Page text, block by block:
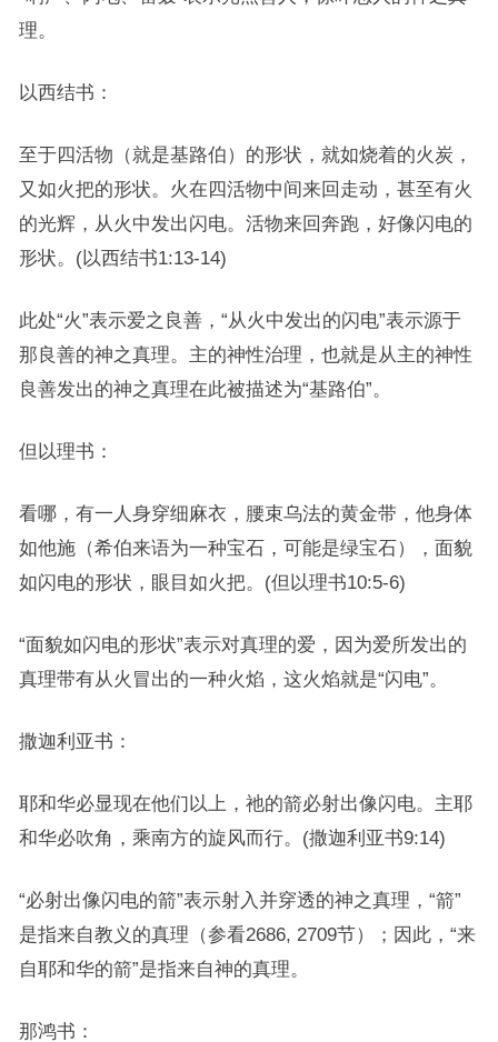
理。
以西结书：
至于四活物（就是基路伯）的形状，就如烧着的火炭，
又如火把的形状。火在四活物中间来回走动，甚至有火
的光辉，从火中发出闪电。活物来回奔跑，好像闪电的
形状。(以西结书1:13-14)
此处“火”表示爱之良善，“从火中发出的闪电”表示源于
那良善的神之真理。主的神性治理，也就是从主的神性
良善发出的神之真理在此被描述为“基路伯”。
但以理书：
看哪，有一人身穿细麻衣，腰束乌法的黄金带，他身体
如他施（希伯来语为一种宝石，可能是绿宝石），面貌
如闪电的形状，眼目如火把。(但以理书10:5-6)
“面貌如闪电的形状”表示对真理的爱，因为爱所发出的
真理带有从火冒出的一种火焰，这火焰就是“闪电”。
撒迦利亚书：
耶和华必显现在他们以上，祂的箭必射出像闪电。主耶
和华必吹角，乘南方的旋风而行。(撒迦利亚书9:14)
“必射出像闪电的箭”表示射入并穿透的神之真理，“箭”
是指来自教义的真理（参看2686, 2709节）；因此，“来
自耶和华的箭”是指来自神的真理。
那鸿书：